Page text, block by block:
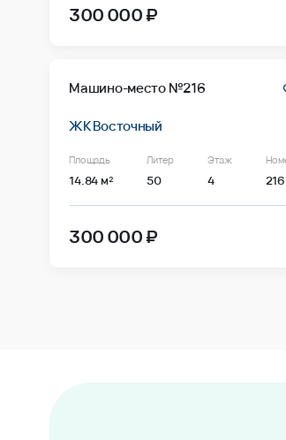
300 000 ₽
Машино-место №216
ЖК Восточный
Площадь
14.84 м²
Литер
50
Этаж
4 216
300 000 ₽